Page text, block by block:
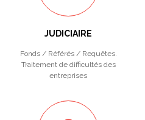
JUDICIAIRE
Fonds / Référés / Requêtes.
Traitement de difficultés des
entreprises